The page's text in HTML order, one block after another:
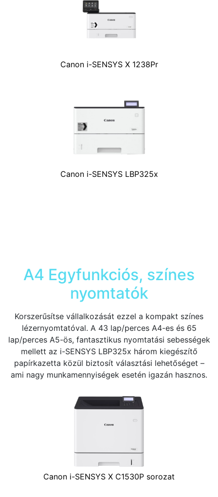
Canon i-SENSYS X 1238Pr
Canon i-SENSYS LBP325x
A4 Egyfunkciós, színes
nyomtatók
Korszerűsítse vállalkozását ezzel a kompakt színes
lézernyomtatóval. A 43 lap/perces A4-es és 65
lap/perces A5-ös, fantasztikus nyomtatási sebességek
mellett az i-SENSYS LBP325x három kiegészítő
papírkazetta közül biztosít választási lehetőséget –
ami nagy munkamennyiségek esetén igazán hasznos.
Canon i-SENSYS X C1530P sorozat